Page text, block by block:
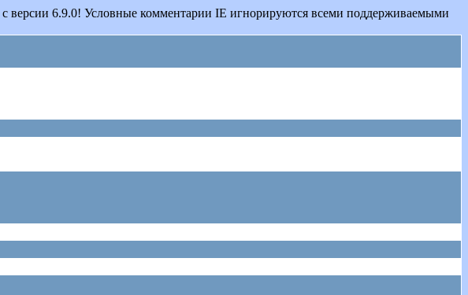
с версии 6.9.0! Условные комментарии IE игнорируются всеми поддерживаемыми